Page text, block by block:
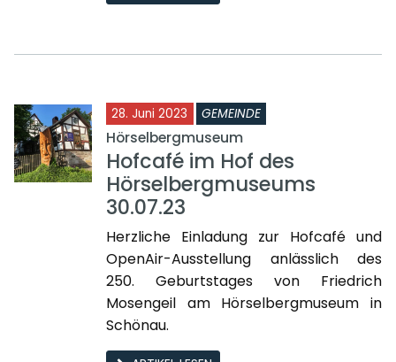
28. Juni 2023 GEMEINDE
Hörselbergmuseum
Hofcafé im Hof des
Hörselbergmuseums
30.07.23
Herzliche Einladung zur Hofcafé und
OpenAir-Ausstellung anlässlich des
250. Geburtstages von Friedrich
Mosengeil am Hörselbergmuseum in
Schönau.